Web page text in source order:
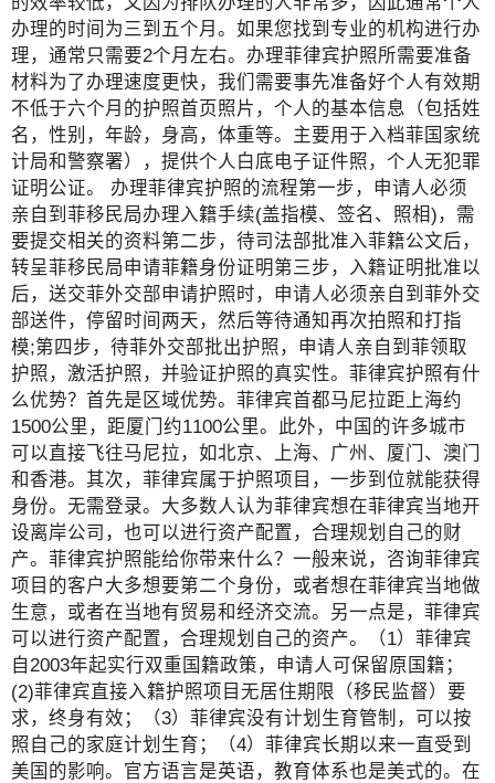
办理的时间为三到五个月。如果您找到专业的机构进行办
理，通常只需要2个月左右。办理菲律宾护照所需要准备
材料为了办理速度更快，我们需要事先准备好个人有效期
不低于六个月的护照首页照片，个人的基本信息（包括姓
名，性别，年龄，身高，体重等。主要用于入档菲国家统
计局和警察署），提供个人白底电子证件照，个人无犯罪
证明公证。 办理菲律宾护照的流程第一步，申请人必须
亲自到菲移民局办理入籍手续(盖指模、签名、照相)，需
要提交相关的资料第二步，待司法部批准入菲籍公文后，
转呈菲移民局申请菲籍身份证明第三步，入籍证明批准以
后，送交菲外交部申请护照时，申请人必须亲自到菲外交
部送件，停留时间两天，然后等待通知再次拍照和打指
模;第四步，待菲外交部批出护照，申请人亲自到菲领取
护照，激活护照，并验证护照的真实性。菲律宾护照有什
么优势？首先是区域优势。菲律宾首都马尼拉距上海约
1500公里，距厦门约1100公里。此外，中国的许多城市
可以直接飞往马尼拉，如北京、上海、广州、厦门、澳门
和香港。其次，菲律宾属于护照项目，一步到位就能获得
身份。无需登录。大多数人认为菲律宾想在菲律宾当地开
设离岸公司，也可以进行资产配置，合理规划自己的财
产。菲律宾护照能给你带来什么？一般来说，咨询菲律宾
项目的客户大多想要第二个身份，或者想在菲律宾当地做
生意，或者在当地有贸易和经济交流。另一点是，菲律宾
可以进行资产配置，合理规划自己的资产。（1）菲律宾
自2003年起实行双重国籍政策，申请人可保留原国籍；
(2)菲律宾直接入籍护照项目无居住期限（移民监督）要
求，终身有效；（3）菲律宾没有计划生育管制，可以按
照自己的家庭计划生育；（4）菲律宾长期以来一直受到
美国的影响。官方语言是英语，教育体系也是美式的。在